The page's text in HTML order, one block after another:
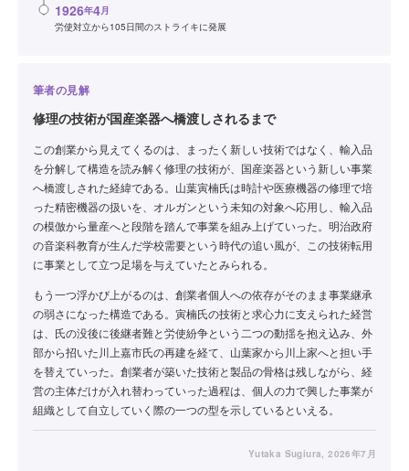
1926年4月
労使対立から105日間のストライキに発展
筆者の見解
修理の技術が国産楽器へ橋渡しされるまで
この創業から見えてくるのは、まったく新しい技術ではなく、輸入品
を分解して構造を読み解く修理の技術が、国産楽器という新しい事業
へ橋渡しされた経緯である。山葉寅楠氏は時計や医療機器の修理で培
った精密機器の扱いを、オルガンという未知の対象へ応用し、輸入品
の模倣から量産へと段階を踏んで事業を組み上げていった。明治政府
の音楽科教育が生んだ学校需要という時代の追い風が、この技術転用
に事業として立つ足場を与えていたとみられる。
もう一つ浮かび上がるのは、創業者個人への依存がそのまま事業継承
の弱さになった構造である。寅楠氏の技術と求心力に支えられた経営
は、氏の没後に後継者難と労使紛争という二つの動揺を抱え込み、外
部から招いた川上嘉市氏の再建を経て、山葉家から川上家へと担い手
を替えていった。創業者が築いた技術と製品の骨格は残しながら、経
営の主体だけが入れ替わっていった過程は、個人の力で興した事業が
組織として自立していく際の一つの型を示しているといえる。
Yutaka Sugiura, 2026年7月